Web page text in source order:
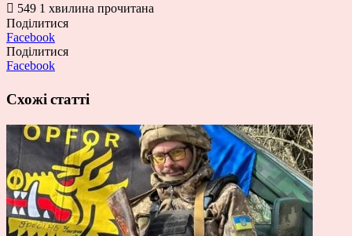
549 1 хвилина прочитана
Поділитися
Facebook
Поділитися
Facebook
Схожі статті